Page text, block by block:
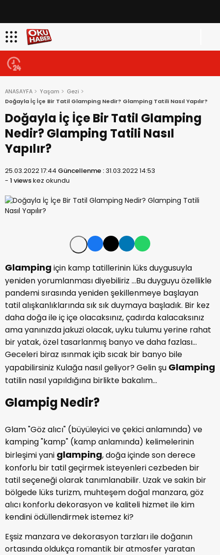
ANASAYFA Yaşam
Gezi
Doğayla İç İçe Bir Tatil Glamping Nedir? Glamping Tatili Nasıl Yapılır?
Doğayla İç İçe Bir Tatil Glamping
Nedir? Glamping Tatili Nasıl
Yapılır?
25.03.2022 17:44 Güncellenme :31.03.2022 14:53
- 1 viewskez okundu
Glamping için kamp tatillerinin lüks duygusuyla
yeniden yorumlanması diyebiliriz ...Bu duyguyu özellikle
pandemi sırasında yeniden şekillenmeye başlayan
tatil alışkanlıklarında sık sık duymaya başladık. Bir kez
daha doğa ile iç içe olacaksınız, çadırda kalacaksınız
ama yanınızda jakuzi olacak, uyku tulumu yerine rahat
bir yatak, özel tasarlanmış banyo ve daha fazlası...
Geceleri biraz ısınmak içib sıcak bir banyo bile
yapabilirsiniz Kulağa nasıl geliyor? Gelin şu Glamping
tatilin nasıl yapıldığına birlikte bakalım...
Glampig Nedir?
Glam "Göz alıcı" (büyüleyici ve çekici anlamında) ve
kamping "kamp" (kamp anlamında) kelimelerinin
birleşimi yani glamping, doğa içinde son derece
konforlu bir tatil geçirmek isteyenleri cezbeden bir
tatil seçeneği olarak tanımlanabilir. Uzak ve sakin bir
bölgede lüks turizm, muhteşem doğal manzara, göz
alıcı konforlu dekorasyon ve kaliteli hizmet ile kim
kendini ödüllendirmek istemez ki?
Eşsiz manzara ve dekorasyon tarzları ile doğanın
ortasında oldukça romantik bir atmosfer yaratan